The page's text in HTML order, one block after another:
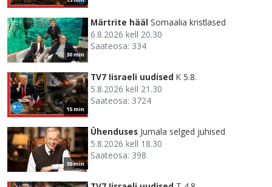
30 min
Märtrite hääl Somaalia kristlased
6.8.2026 kell 20.30
Saateosa: 334
15 min
TV7 Iisraeli uudised K 5.8.
5.8.2026 kell 21.30
Saateosa: 3724
30 min
Ühenduses Jumala selged juhised
5.8.2026 kell 18.30
Saateosa: 398